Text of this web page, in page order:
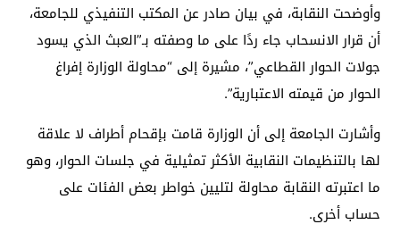
وأوضحت النقابة، في بيان صادر عن المكتب التنفيذي للجامعة،
أن قرار الانسحاب جاء ردًا على ما وصفته بـ”العبث الذي يسود
جولات الحوار القطاعي”، مشيرة إلى “محاولة الوزارة إفراغ
الحوار من قيمته الاعتبارية”.
وأشارت الجامعة إلى أن الوزارة قامت بإقحام أطراف لا علاقة
لها بالتنظيمات النقابية الأكثر تمثيلية في جلسات الحوار، وهو
ما اعتبرته النقابة محاولة لتليين خواطر بعض الفئات على
حساب أخرى.